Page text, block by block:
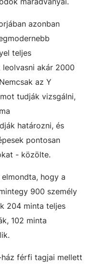
azonban
teljes
akár 2000
az Y
tudják vizsgálni,
határozni, és
pontosan
- közölte.
hogy a
900 személy
204 minta teljes
102 minta
férfi tagjai mellett